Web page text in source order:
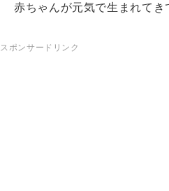
赤ちゃんが元気で生まれてき